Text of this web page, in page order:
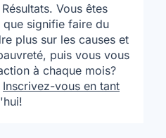
Vous êtes
signifie faire du
plus sur les causes et
puis vous vous
à chaque mois?
Inscrivez-vous en tant